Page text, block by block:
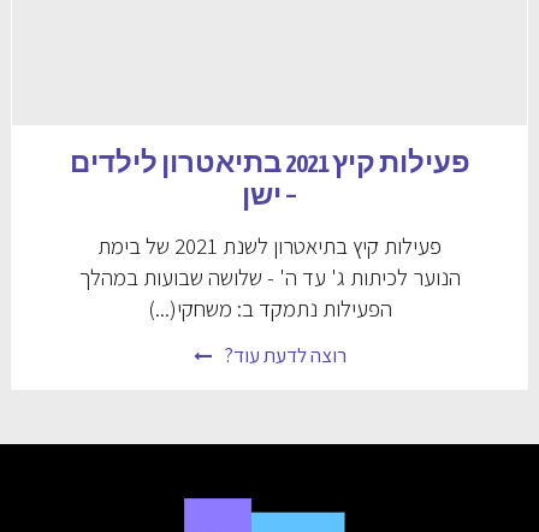
פעילות קיץ 2021 בתיאטרון לילדים
– ישן
פעילות קיץ בתיאטרון לשנת 2021 של בימת
הנוער לכיתות ג' עד ה' - שלושה שבועות במהלך
הפעילות נתמקד ב: משחקי(...)
רוצה לדעת עוד?